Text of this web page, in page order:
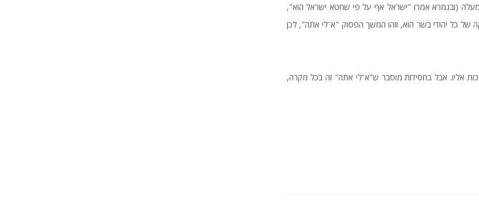
(ובגמרא אמרו "ישראל אף על פי שחטא ישראל הוא",
של כל יהודי בשר הוא, וזהו המשך הפסוק "א־לי אתה", לכן
אליו. אבל בחסידות מוסבר ש"א־לי אתה" זה בכל מקרה,